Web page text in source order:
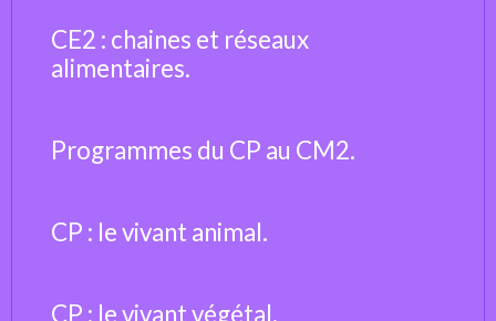
CE2 : chaines et réseaux
alimentaires.
Programmes du CP au CM2.
CP : le vivant animal.
CP : le vivant végétal.